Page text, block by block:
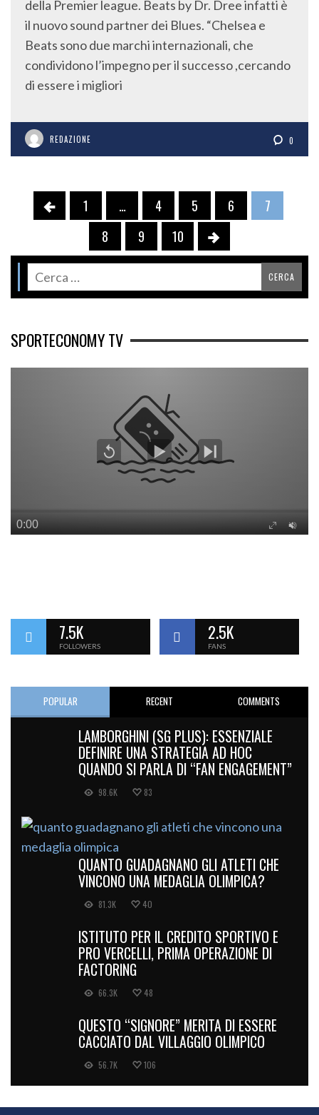
della Premier league. Beats by Dr. Dree infatti è
il nuovo sound partner dei Blues. “Chelsea e
Beats sono due marchi internazionali, che
condividono l’impegno per il successo ,cercando
di essere i migliori
REDAZIONE 0
1 … 4 5 6
7
8
9 10
SPORTECONOMY TV
7.5K
FOLLOWERS
2.5K
FANS
POPULAR RECENT COMMENTS
LAMBORGHINI (SG PLUS): ESSENZIALE
DEFINIRE UNA STRATEGIA AD HOC
QUANDO SI PARLA DI “FAN ENGAGEMENT”
98.6K 83
QUANTO GUADAGNANO GLI ATLETI CHE
VINCONO UNA MEDAGLIA OLIMPICA?
81.3K 40
ISTITUTO PER IL CREDITO SPORTIVO E
PRO VERCELLI, PRIMA OPERAZIONE DI
FACTORING
66.3K 48
QUESTO “SIGNORE” MERITA DI ESSERE
CACCIATO DAL VILLAGGIO OLIMPICO
56.7K 106